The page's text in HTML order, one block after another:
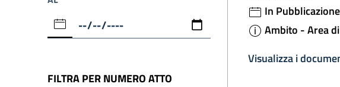
FILTRA PER NUMERO ATTO
In
Ambito - Area
Visualizza i